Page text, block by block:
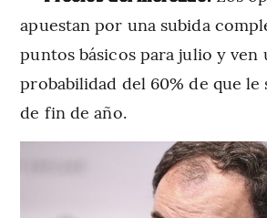
apuestan por una subida
puntos básicos para julio y ven
probabilidad del 60% de que le
de fin de año.